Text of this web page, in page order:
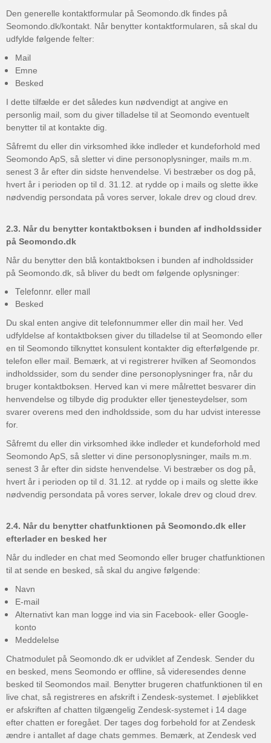
Den generelle kontaktformular på Seomondo.dk findes på
Seomondo.dk/kontakt. Når benytter kontaktformularen, så skal du
udfylde følgende felter:
Mail
Emne
Besked
I dette tilfælde er det således kun nødvendigt at angive en
personlig mail, som du giver tilladelse til at Seomondo eventuelt
benytter til at kontakte dig.
Såfremt du eller din virksomhed ikke indleder et kundeforhold med
Seomondo ApS, så sletter vi dine personoplysninger, mails m.m.
senest 3 år efter din sidste henvendelse. Vi bestræber os dog på,
hvert år i perioden op til d. 31.12. at rydde op i mails og slette ikke
nødvendig persondata på vores server, lokale drev og cloud drev.
2.3. Når du benytter kontaktboksen i bunden af indholdssider
på Seomondo.dk
Når du benytter den blå kontaktboksen i bunden af indholdssider
på Seomondo.dk, så bliver du bedt om følgende oplysninger:
Telefonnr. eller mail
Besked
Du skal enten angive dit telefonnummer eller din mail her. Ved
udfyldelse af kontaktboksen giver du tilladelse til at Seomondo eller
en til Seomondo tilknyttet konsulent kontakter dig efterfølgende pr.
telefon eller mail. Bemærk, at vi registrerer hvilken af Seomondos
indholdssider, som du sender dine personoplysninger fra, når du
bruger kontaktboksen. Herved kan vi mere målrettet besvarer din
henvendelse og tilbyde dig produkter eller tjenesteydelser, som
svarer overens med den indholdsside, som du har udvist interesse
for.
Såfremt du eller din virksomhed ikke indleder et kundeforhold med
Seomondo ApS, så sletter vi dine personoplysninger, mails m.m.
senest 3 år efter din sidste henvendelse. Vi bestræber os dog på,
hvert år i perioden op til d. 31.12. at rydde op i mails og slette ikke
nødvendig persondata på vores server, lokale drev og cloud drev.
2.4. Når du benytter chatfunktionen på Seomondo.dk eller
efterlader en besked her
Når du indleder en chat med Seomondo eller bruger chatfunktionen
til at sende en besked, så skal du angive følgende:
Navn
E-mail
Alternativt kan man logge ind via sin Facebook- eller Google-
konto
Meddelelse
Chatmodulet på Seomondo.dk er udviklet af Zendesk. Sender du
en besked, mens Seomondo er offline, så videresendes denne
besked til Seomondos mail. Benytter brugeren chatfunktionen til en
live chat, så registreres en afskrift i Zendesk-systemet. I øjeblikket
er afskriften af chatten tilgængelig Zendesk-systemet i 14 dage
efter chatten er foregået. Der tages dog forbehold for at Zendesk
ændre i antallet af dage chats gemmes. Bemærk, at Zendesk ved